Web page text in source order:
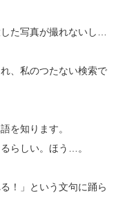
た写真が撮れないし…
、私のつたない検索で
を知ります。
らしい。ほう…。
！」という文句に踊ら